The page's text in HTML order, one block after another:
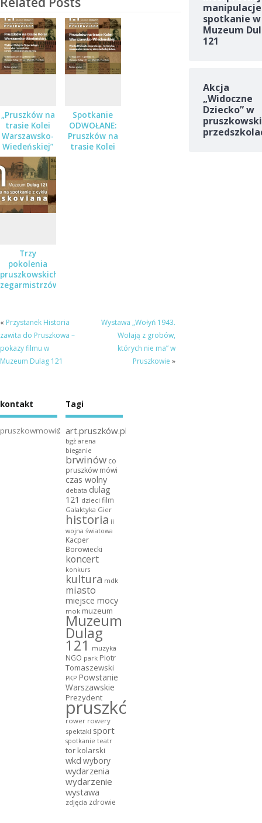
„Pruszków na
trasie Kolei
Warszawsko-
Wiedeńskiej”
– Pruskoviana
w Muzeum
Dulag 121
Spotkanie
ODWOŁANE:
Pruszków na
trasie Kolei
Trzy
pokolenia
pruszkowskich
zegarmistrzów
Pruskoviana
w Muzeum
Dulag 121
« Przystanek Historia
zawita do Pruszkowa –
pokazy filmu w
Muzeum Dulag 121
Wystawa „Wołyń 1943.
Wołają z grobów,
których nie ma” w
Pruszkowie »
spotkanie w
Muzeum
121
Akcja
„Widoczne
Dziecko” w
kontakt
pruszkowmowi@gmail.com
Tagi
art.pruszków.pl
bgż arena
bieganie
brwinów co
pruszków mówi
czas wolny
debata dulag
121 dzieci film
Galaktyka Gier
historia ii
wojna światowa
Kacper
Borowiecki
koncert
konkurs
kultura mdk
miasto
miejsce mocy
mok muzeum
Muzeum
Dulag
121 muzyka
NGO park Piotr
Tomaszewski
PKP Powstanie
Warszawskie
Prezydent
pruszków
rower rowery
spektakl sport
spotkanie teatr
tor kolarski
wkd wybory
wydarzenia
wydarzenie
wystawa
zdjęcia zdrowie